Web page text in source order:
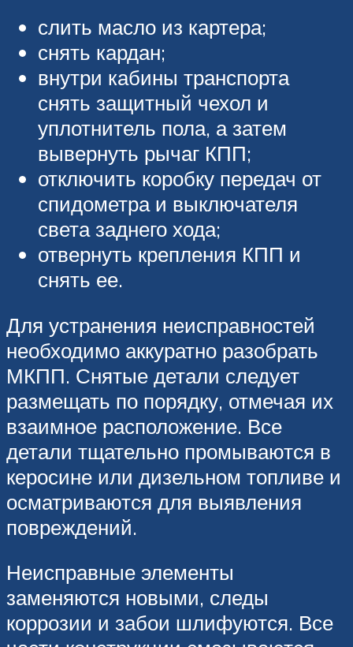
слить масло из картера;
снять кардан;
внутри кабины транспорта
снять защитный чехол и
уплотнитель пола, а затем
вывернуть рычаг КПП;
отключить коробку передач от
спидометра и выключателя
света заднего хода;
отвернуть крепления КПП и
снять ее.
Для устранения неисправностей
необходимо аккуратно разобрать
МКПП. Снятые детали следует
размещать по порядку, отмечая их
взаимное расположение. Все
детали тщательно промываются в
керосине или дизельном топливе и
осматриваются для выявления
повреждений.
Неисправные элементы
заменяются новыми, следы
коррозии и забои шлифуются. Все